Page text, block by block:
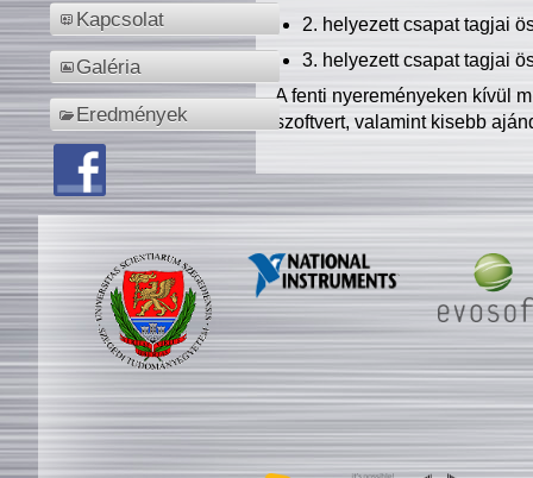
Kapcsolat
Galéria
Eredmények
2. helyezett csapat tagjai
3. helyezett csapat tagjai
A fenti nyereményeken kívül
szoftvert, valamint kisebb